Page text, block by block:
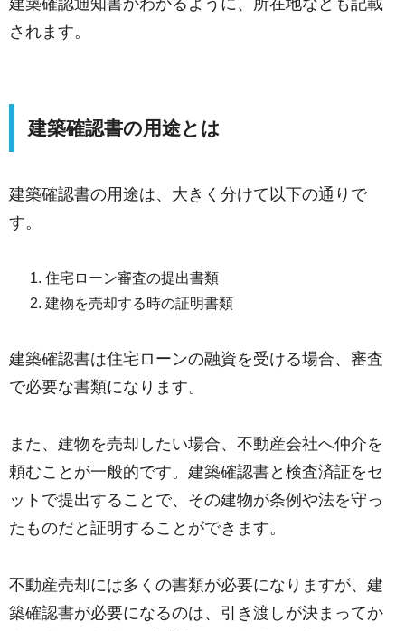
建築確認通知書かわかるように、所在地なども記載
されます。
建築確認書の用途とは
建築確認書の用途は、大きく分けて以下の通りで
す。
住宅ローン審査の提出書類
建物を売却する時の証明書類
建築確認書は住宅ローンの融資を受ける場合、審査
で必要な書類になります。
また、建物を売却したい場合、不動産会社へ仲介を
頼むことが一般的です。建築確認書と検査済証をセ
ットで提出することで、その建物が条例や法を守っ
たものだと証明することができます。
不動産売却には多くの書類が必要になりますが、建
築確認書が必要になるのは、引き渡しが決まってか